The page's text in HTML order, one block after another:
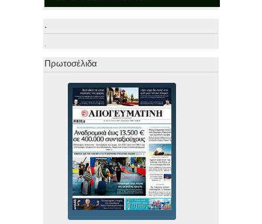
.
Πρωτοσέλιδα